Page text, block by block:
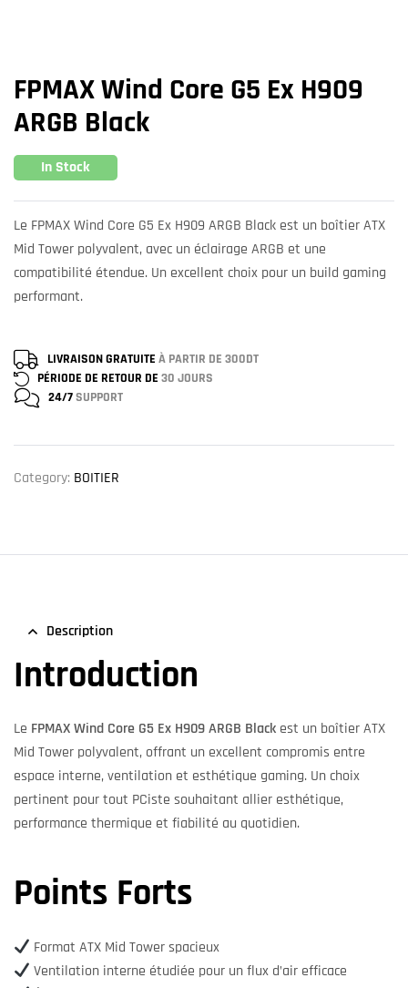
FPMAX Wind Core G5 Ex H909
ARGB Black
In Stock
Le FPMAX Wind Core G5 Ex H909 ARGB Black est un boîtier ATX
Mid Tower polyvalent, avec un éclairage ARGB et une
compatibilité étendue. Un excellent choix pour un build gaming
performant.
LIVRAISON GRATUITE À PARTIR DE 300DT
PÉRIODE DE RETOUR DE 30 JOURS
24/7SUPPORT
Category: BOITIER
Description
Introduction
Le FPMAX Wind Core G5 Ex H909 ARGB Black est un boîtier ATX
Mid Tower polyvalent, offrant un excellent compromis entre
espace interne, ventilation et esthétique gaming. Un choix
pertinent pour tout PCiste souhaitant allier esthétique,
performance thermique et fiabilité au quotidien.
Points Forts
Format ATX Mid Tower spacieux
Ventilation interne étudiée pour un flux d’air efficace